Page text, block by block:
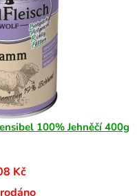
100% Jehněčí 400g
Kč